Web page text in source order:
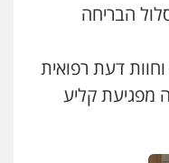
הבריחה
וחוות דעת רפואית
מפגיעת קליע